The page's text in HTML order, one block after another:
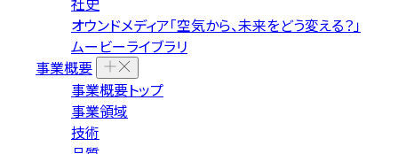
オウンドメディア「空気から、未来をどう変える？」
ムービーライブラリ
事業概要
事業概要トップ
事業領域
技術